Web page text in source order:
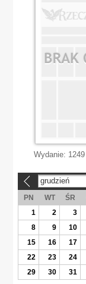
Wydanie: 1249
grudzień
PN WT ŚR
1
2 3
8
9 10
15
16 17
22
23 24
29
30 31